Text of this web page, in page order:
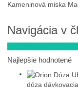
Kameninová miska
Navigácia v
Najlepšie hodnotené
dóza